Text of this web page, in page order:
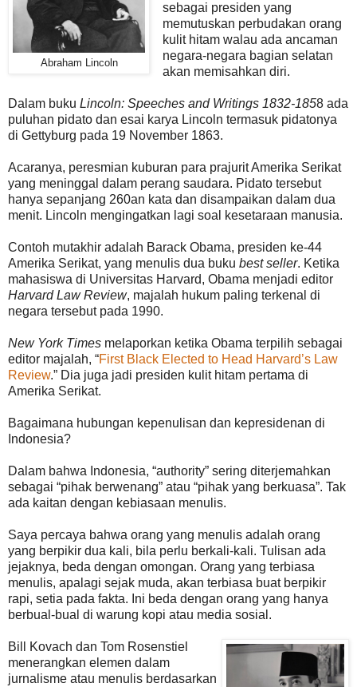
Abraham Lincoln
sebagai presiden yang
memutuskan perbudakan orang
kulit hitam walau ada ancaman
negara-negara bagian selatan
akan memisahkan diri.
Dalam buku Lincoln: Speeches and Writings 1832-1858 ada
puluhan pidato dan esai karya Lincoln termasuk pidatonya
di Gettyburg pada 19 November 1863.
Acaranya, peresmian kuburan para prajurit Amerika Serikat
yang meninggal dalam perang saudara. Pidato tersebut
hanya sepanjang 260an kata dan disampaikan dalam dua
menit. Lincoln mengingatkan lagi soal kesetaraan manusia.
Contoh mutakhir adalah Barack Obama, presiden ke-44
Amerika Serikat, yang menulis dua buku best seller. Ketika
mahasiswa di Universitas Harvard, Obama menjadi editor
Harvard Law Review, majalah hukum paling terkenal di
negara tersebut pada 1990.
New York Times melaporkan ketika Obama terpilih sebagai
editor majalah, “First Black Elected to Head Harvard’s Law
Review.” Dia juga jadi presiden kulit hitam pertama di
Amerika Serikat.
Bagaimana hubungan kepenulisan dan kepresidenan di
Indonesia?
Dalam bahwa Indonesia, “authority” sering diterjemahkan
sebagai “pihak berwenang” atau “pihak yang berkuasa”. Tak
ada kaitan dengan kebiasaan menulis.
Saya percaya bahwa orang yang menulis adalah orang
yang berpikir dua kali, bila perlu berkali-kali. Tulisan ada
jejaknya, beda dengan omongan. Orang yang terbiasa
menulis, apalagi sejak muda, akan terbiasa buat berpikir
rapi, setia pada fakta. Ini beda dengan orang yang hanya
berbual-bual di warung kopi atau media sosial.
Bill Kovach dan Tom Rosenstiel
menerangkan elemen dalam
jurnalisme atau menulis berdasarkan